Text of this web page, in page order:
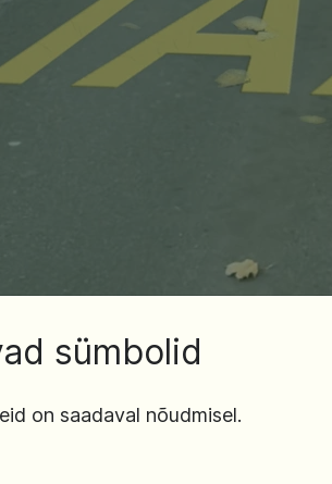
sümbolid
on saadaval nõudmisel.